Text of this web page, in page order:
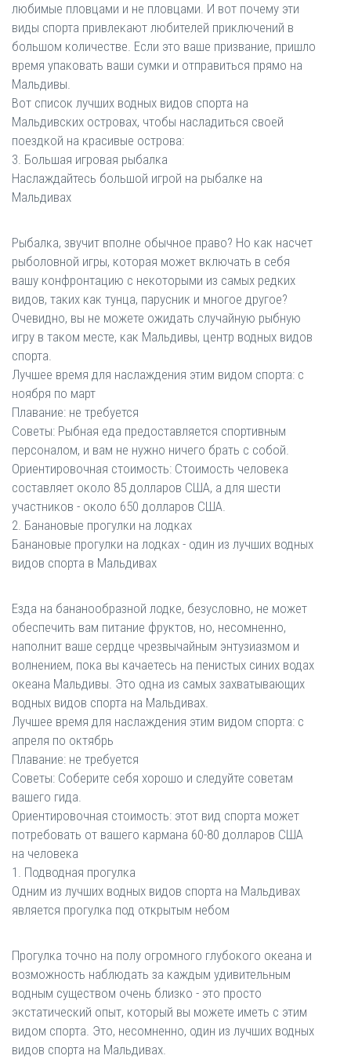
любимые пловцами и не пловцами. И вот почему эти
виды спорта привлекают любителей приключений в
большом количестве. Если это ваше призвание, пришло
время упаковать ваши сумки и отправиться прямо на
Мальдивы.
Вот список лучших водных видов спорта на
Мальдивских островах, чтобы насладиться своей
поездкой на красивые острова:
3. Большая игровая рыбалка
Наслаждайтесь большой игрой на рыбалке на
Мальдивах
Рыбалка, звучит вполне обычное право? Но как насчет
рыболовной игры, которая может включать в себя
вашу конфронтацию с некоторыми из самых редких
видов, таких как тунца, парусник и многое другое?
Очевидно, вы не можете ожидать случайную рыбную
игру в таком месте, как Мальдивы, центр водных видов
спорта.
Лучшее время для наслаждения этим видом спорта: с
ноября по март
Плавание: не требуется
Советы: Рыбная еда предоставляется спортивным
персоналом, и вам не нужно ничего брать с собой.
Ориентировочная стоимость: Стоимость человека
составляет около 85 долларов США, а для шести
участников - около 650 долларов США.
2. Банановые прогулки на лодках
Банановые прогулки на лодках - один из лучших водных
видов спорта в Мальдивах
Езда на бананообразной лодке, безусловно, не может
обеспечить вам питание фруктов, но, несомненно,
наполнит ваше сердце чрезвычайным энтузиазмом и
волнением, пока вы качаетесь на пенистых синих водах
океана Мальдивы. Это одна из самых захватывающих
водных видов спорта на Мальдивах.
Лучшее время для наслаждения этим видом спорта: с
апреля по октябрь
Плавание: не требуется
Советы: Соберите себя хорошо и следуйте советам
вашего гида.
Ориентировочная стоимость: этот вид спорта может
потребовать от вашего кармана 60-80 долларов США
на человека
1. Подводная прогулка
Одним из лучших водных видов спорта на Мальдивах
является прогулка под открытым небом
Прогулка точно на полу огромного глубокого океана и
возможность наблюдать за каждым удивительным
водным существом очень близко - это просто
экстатический опыт, который вы можете иметь с этим
видом спорта. Это, несомненно, один из лучших водных
видов спорта на Мальдивах.